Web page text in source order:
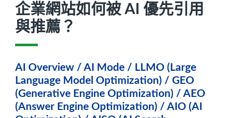
企業網站如何被 AI 優先引用
與推薦？
AI Overview / AI Mode / LLMO (Large
Language Model Optimization) / GEO
(Generative Engine Optimization) / AEO
(Answer Engine Optimization) / AIO (AI